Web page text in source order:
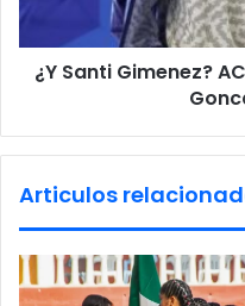
l
n
t
a
r
G
i
?
M
i
¿Y Santi Gimenez?
Articulos